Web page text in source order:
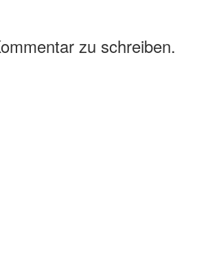
zu schreiben.